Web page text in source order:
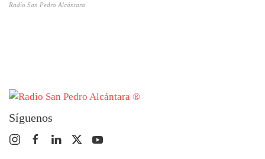
Radio San Pedro Alcántara
Síguenos